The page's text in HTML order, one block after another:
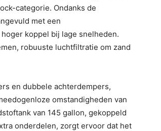
categorie. Ondanks de
met een
koppel bij lage snelheden.
robuuste luchtfiltratie om zand
en dubbele achterdempers,
omstandigheden van
van 145 gallon, gekoppeld
onderdelen, zorgt ervoor dat het